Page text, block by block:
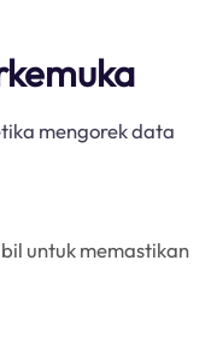
mengorek data
untuk memastikan